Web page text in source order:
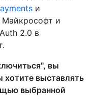
и
Майкрософт и
2.0 в
вы
хотите выставлять
выбранной